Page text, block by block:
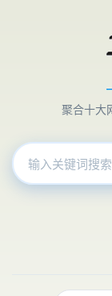
聚合十大